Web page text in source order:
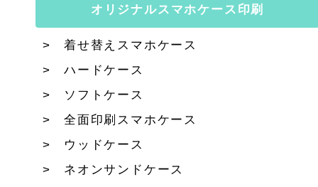
オリジナルスマホケース印刷
着せ替えスマホケース
ハードケース
ソフトケース
全面印刷スマホケース
ウッドケース
ネオンサンドケース